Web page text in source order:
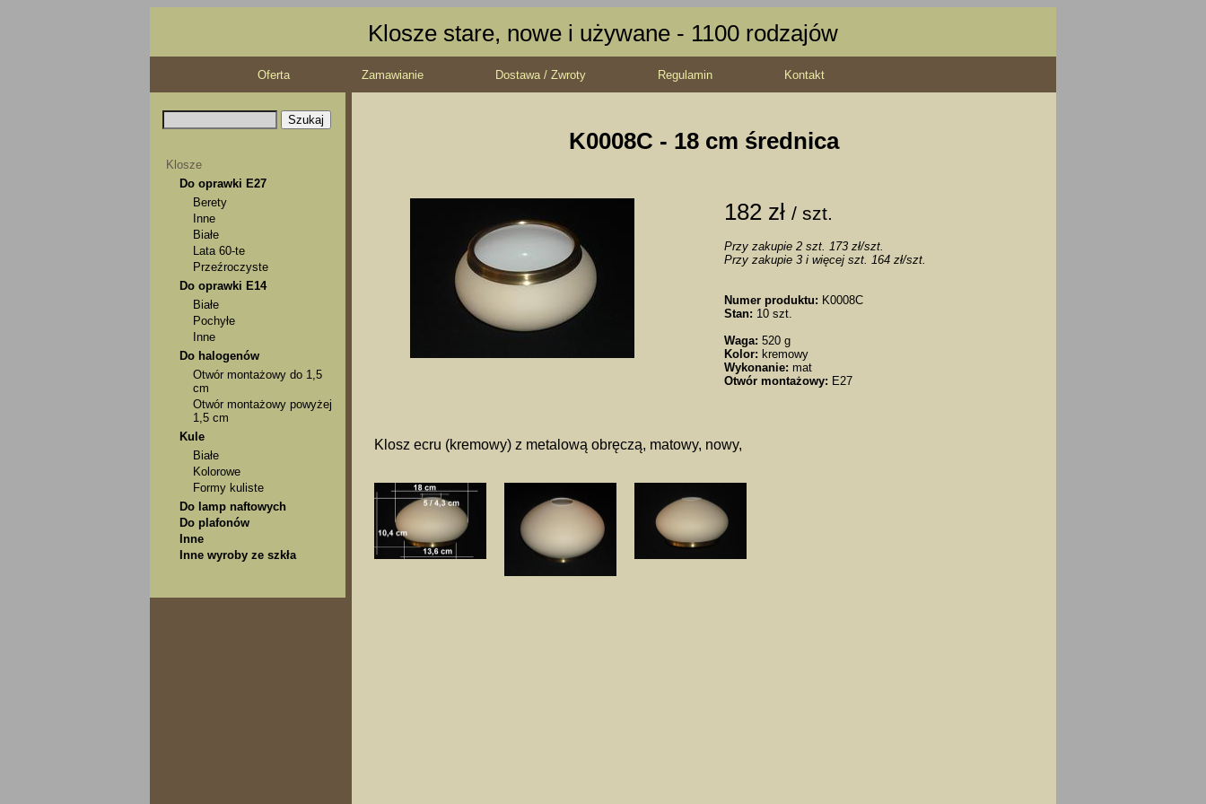
Klosze stare, nowe i używane - 1100 rodzajów
Oferta Zamawianie Dostawa / Zwroty Regulamin Kontakt
Klosze
Do oprawki E27
Berety
Inne
Białe
Lata 60-te
Przeźroczyste
Do oprawki E14
Białe
Pochyłe
Inne
Do halogenów
Otwór montażowy do 1,5
cm
Otwór montażowy powyżej
1,5 cm
Kule
Białe
Kolorowe
Formy kuliste
Do lamp naftowych
Do plafonów
Inne
Inne wyroby ze szkła
K0008C - 18 cm średnica
182 zł / szt.
Przy zakupie 2 szt. 173 zł/szt.
Przy zakupie 3 i więcej szt. 164 zł/szt.
Numer produktu: K0008C
Stan: 10 szt.
Waga: 520 g
Kolor: kremowy
Wykonanie: mat
Otwór montażowy: E27
Klosz ecru (kremowy) z metalową obręczą, matowy, nowy,